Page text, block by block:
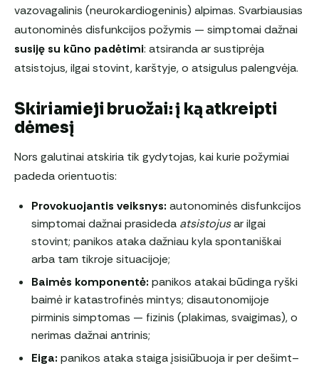
vazovagalinis (neurokardiogeninis) alpimas. Svarbiausias
autonominės disfunkcijos požymis — simptomai dažnai
susiję su kūno padėtimi: atsiranda ar sustiprėja
atsistojus, ilgai stovint, karštyje, o atsigulus palengvėja.
Skiriamieji bruožai: į ką atkreipti
dėmesį
Nors galutinai atskiria tik gydytojas, kai kurie požymiai
padeda orientuotis:
Provokuojantis veiksnys: autonominės disfunkcijos
simptomai dažnai prasideda atsistojusar ilgai
stovint; panikos ataka dažniau kyla spontaniškai
arba tam tikroje situacijoje;
Baimės komponentė: panikos atakai būdinga ryški
baimė ir katastrofinės mintys; disautonomijoje
pirminis simptomas — fizinis (plakimas, svaigimas), o
nerimas dažnai antrinis;
Eiga: panikos ataka staiga įsisiūbuoja ir per dešimt–